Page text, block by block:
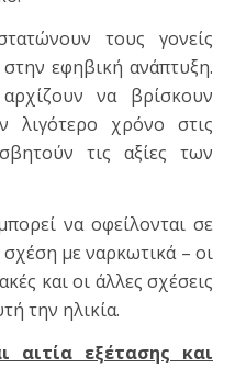
τους γονείς
εφηβική ανάπτυξη.
να βρίσκουν
λιγότερο χρόνο στις
τις αξίες των
να οφείλονται σε
με ναρκωτικά – οι
και οι άλλες σχέσεις
την ηλικία.
αιτία εξέτασης και